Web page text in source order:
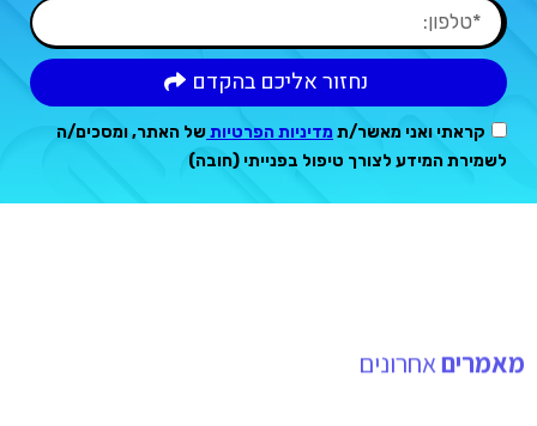
קראתי ואני מאשר/ת מדיניות הפרטיותשל האתר, ומסכים/ה
לשמירת המידע לצורך טיפול בפנייתי (חובה)
נחזור אליכם בהקדם
מאמריםאחרונים